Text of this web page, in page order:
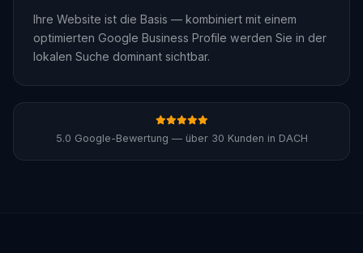
Ihre Website ist die Basis — kombiniert mit einem
optimierten Google Business Profile werden Sie in der
lokalen Suche dominant sichtbar.
5.0 Google-Bewertung — über 30 Kunden in DACH